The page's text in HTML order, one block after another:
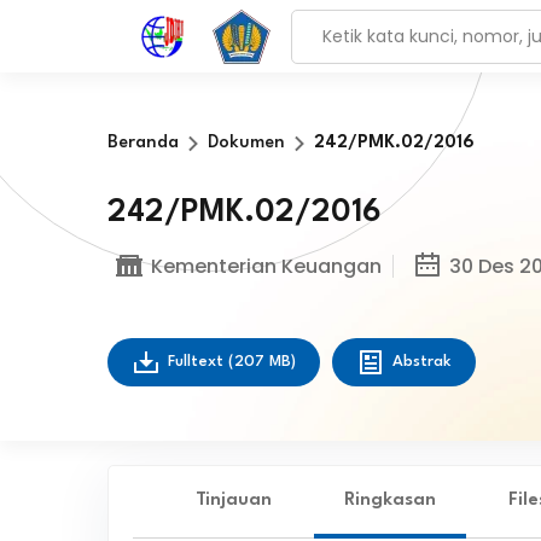
Beranda Dokumen 242/PMK.02/2016
242/PMK.02/2016
Kementerian Keuangan 30 Des
Fulltext (207 MB) Abstrak
Tinjauan Ringkasan